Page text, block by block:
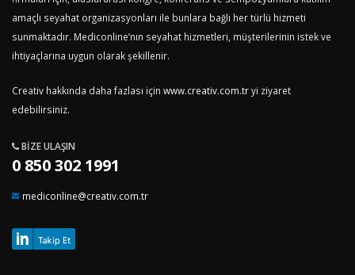
amaçlı seyahat organizasyonları ile bunlara bağlı her türlü hizmeti
sunmaktadır. Mediconline’nın seyahat hizmetleri, müşterilerinin istek ve
ihtiyaçlarına uygun olarak şekillenir.
Creativ hakkında daha fazlası için www.creativ.com.tryi ziyaret
edebilirsiniz.
BIZE ULAŞIN
0 850 302 1991
mediconline@creativ.com.tr